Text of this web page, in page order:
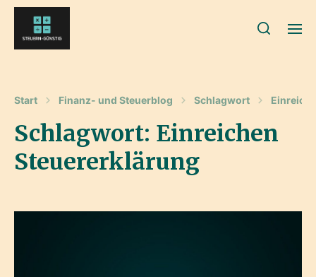
Start Finanz- und Steuerblog Schlagwort
Schlagwort: Einreichen
Steuererklärung